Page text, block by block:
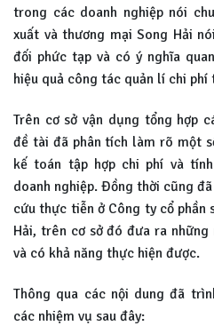
trong các doanh nghiệp nói
xuất và thương mại Song Hải
đối phức tạp và có ý nghĩa
hiệu quả công tác quản lí chi phí
Trên cơ sở vận dụng tổng hợp
đề tài đã phân tích làm rõ một
kế toán tập hợp chi phí và
doanh nghiệp. Đồng thời cũng
cứu thực tiễn ở Công ty cổ phần
Hải, trên cơ sở đó đưa ra những
và có khả năng thực hiện được.
Thông qua các nội dung đã
các nhiệm vụ sau đây: